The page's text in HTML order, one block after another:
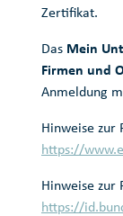
Zertifikat.
Das Mein
Firmen und
Anmeldung
Hinweise zur
https://
Hinweise zur
https://